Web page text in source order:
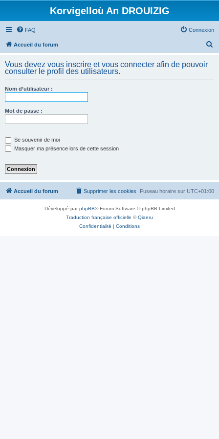
Korvigelloù An DROUIZIG
FAQ Connexion
Accueil du forum
h
Vous devez vous inscrire et vous connecter afin de pouvoir
consulter le profil des utilisateurs.
Nom d’utilisateur :
Mot de passe :
Se souvenir de moi
Masquer ma présence lors de cette session
Accueil du forum Fuseau horaire sur UTC+01:00
Supprimer les cookies
Développé parphpBB® Forum Software © phpBB Limited
Traduction française officielle ©Qiaeru
Confidentialité | Conditions